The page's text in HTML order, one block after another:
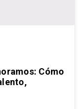
Cómo